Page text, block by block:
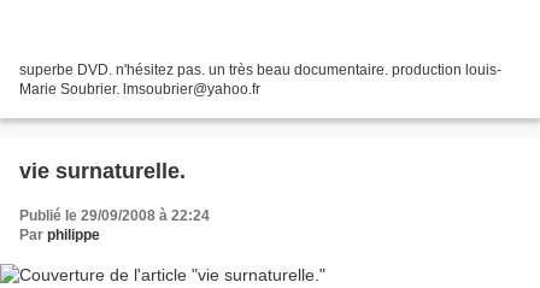
superbe DVD. n'hésitez pas. un très beau documentaire. production louis-
Marie Soubrier. lmsoubrier@yahoo.fr
vie surnaturelle.
Publié le 29/09/2008 à 22:24
Par philippe